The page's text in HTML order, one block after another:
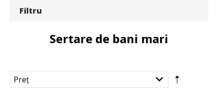
Filtru
Sertare de bani mari